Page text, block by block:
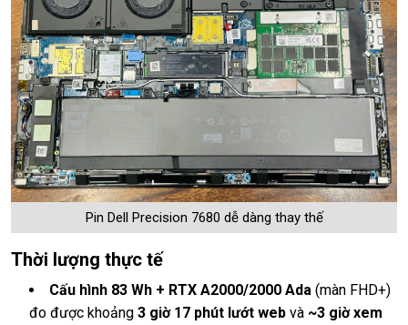
Pin Dell Precision 7680 dễ dàng thay thế
Thời lượng thực tế
Cấu hình 83 Wh + RTX A2000/2000 Ada (màn FHD+)
đo được khoảng 3 giờ 17 phút lướt web và ~3 giờ xem